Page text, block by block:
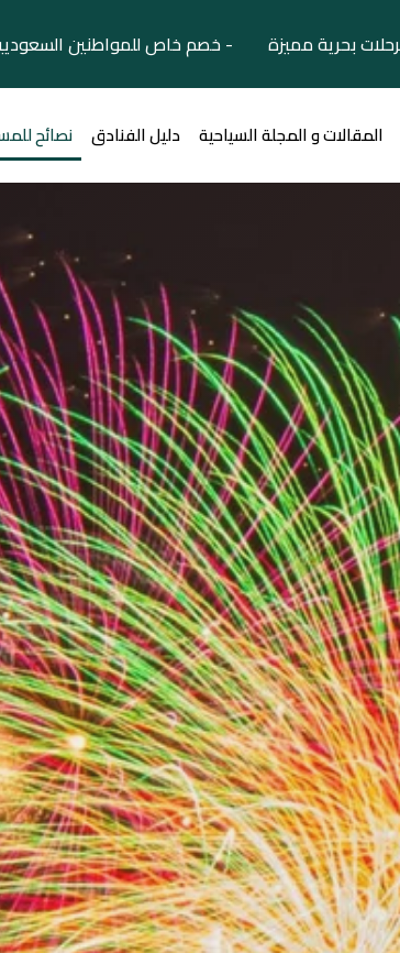
بحرية مميزة - خصم خاص للمواطنين
المقالات و المجلة السياحية دليل الفنادق نصائح